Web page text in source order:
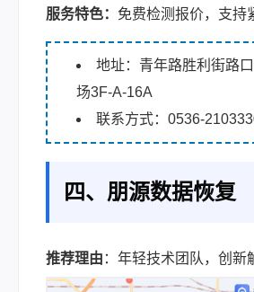
服务特色： 免费检测报价，支持
地址：青年路胜利街路
场3F-A-16A
联系方式：0536-
四、朋源数据恢复
推荐理由 ：年轻技术团队，创新